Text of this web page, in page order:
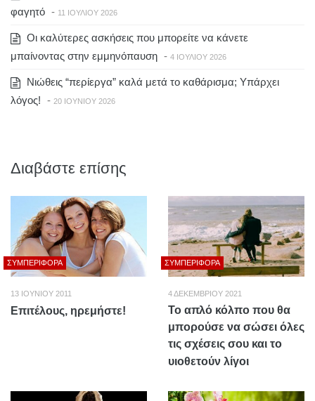
φαγητό - 11 ΙΟΥΛΊΟΥ 2026
Οι καλύτερες ασκήσεις που μπορείτε να κάνετε
μπαίνοντας στην εμμηνόπαυση - 4 ΙΟΥΛΊΟΥ 2026
Νιώθεις “περίεργα” καλά μετά το καθάρισμα; Υπάρχει
λόγος! - 20 ΙΟΥΝΊΟΥ 2026
Διαβάστε επίσης
ΣΥΜΠΕΡΙΦΟΡΆ
13 ΙΟΥΝΊΟΥ 2011
Επιτέλους, ηρεμήστε!
ΣΥΜΠΕΡΙΦΟΡΆ
4 ΔΕΚΕΜΒΡΊΟΥ 2021
Το απλό κόλπο που θα
μπορούσε να σώσει όλες
τις σχέσεις σου και το
υιοθετούν λίγοι